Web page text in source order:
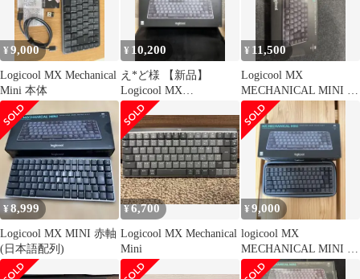
音 薄型 Bluetooth Logi
Bolt Windows Mac 国内
正規品
¥9,000
Logicool MX Mechanical
Mini 本体
¥ 10,200
え*ど様 【新品】
Logicool MX
MECHANICAL MINI 本
体
¥ 11,500
Logicool MX
MECHANICAL MINI 本
体
¥8,999
Logicool MX MINI 赤軸
(日本語配列)
¥6,700
Logicool MX Mechanical
Mini
¥9,000
logicool MX
MECHANICAL MINI 日
本語配列 キーボード